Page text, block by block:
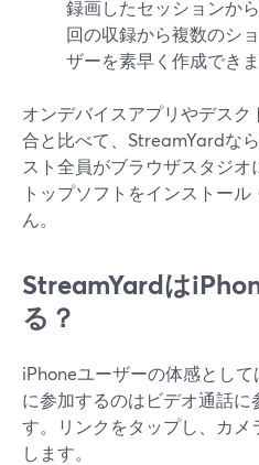
録画したセッションか
回の収録から複数のシ
ザーを素早く作成でき
オンデバイスアプリやデス
合と比べて、StreamYardな
スト全員がブラウザスタジ
トップソフトをインストー
ん。
StreamYardは
る？
iPhoneユーザーの体感とし
に参加するのはビデオ通話
す。リンクをタップし、カ
します。